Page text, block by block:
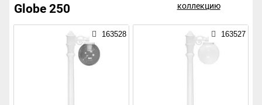
Globe 250
коллекцию
163528 163527